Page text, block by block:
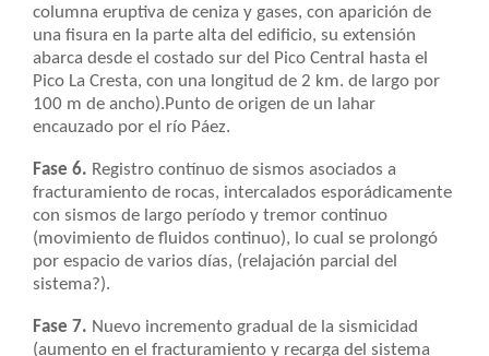
columna eruptiva de ceniza y gases, con aparición de
una fisura en la parte alta del edificio, su extensión
abarca desde el costado sur del Pico Central hasta el
Pico La Cresta, con una longitud de 2 km. de largo por
100 m de ancho).Punto de origen de un lahar
encauzado por el río Páez.
Fase 6. Registro contínuo de sismos asociados a
fracturamiento de rocas, intercalados esporádicamente
con sismos de largo período y tremor continuo
(movimiento de fluidos continuo), lo cual se prolongó
por espacio de varios días, (relajación parcial del
sistema?).
Fase 7. Nuevo incremento gradual de la sismicidad
(aumento en el fracturamiento y recarga del sistema